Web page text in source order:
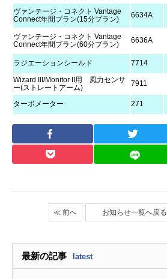
ヴァンテージ・コネクト Vantage
Connect年間プラン(15分プラン)
6634A
ヴァンテージ・コネクト Vantage
Connect年間プラン(60分プラン)
6636A
ラジエーションシールド 7714
Wizard III/Monitor II用 風力センサ
ー(ストレートアーム)
7911
ターボメーター 271
≪ 前へ お知らせ一覧へ戻る
最新の記事 latest